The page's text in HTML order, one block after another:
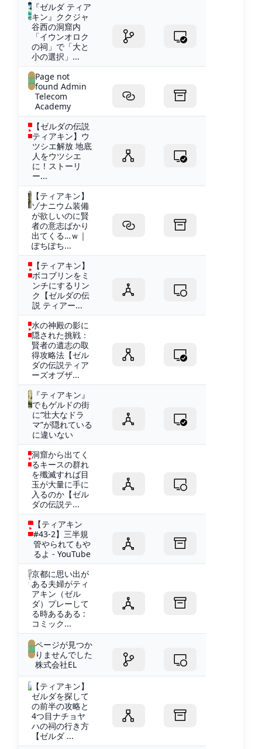
『ゼルダ ティア
キン』ククジャ
谷西の洞窟内
「イウンオロク
の祠」で「大と
小の選択」...
Page not
found Admin
Telecom
Academy
【ゼルダの伝説
ティアキン】ウ
ツシエ解放 地底
人をウツシエ
に！ストーリ
ー...
【ティアキン】
ゾナニウム装備
が欲しいのに賢
者の意志ばかり
出てくる…ｗ｜
ぽちぽち...
【ティアキン】
ボコブリンをミ
ンチにするリン
ク【ゼルダの伝
説 ティアー...
水の神殿の影に
隠された挑戦：
賢者の遺志の取
得攻略法【ゼル
ダの伝説ティア
ーズオブザ...
『ティアキン』
でもゲルドの街
に“壮大なドラ
マ”が隠れている
に違いない
洞窟から出てく
るキースの群れ
を殲滅すれば目
玉が大量に手に
入るのか【ゼル
ダの伝説テ...
【ティアキン
#43-2】三半規
管やられてもや
るよ - YouTube
京都に思い出が
ある夫婦がティ
アキン（ゼル
ダ）プレーして
る時あるある :
コミック...
ページが見つか
りませんでした
株式会社EL
【ティアキン】
ゼルダを探して
の前半の攻略と
4つ目ナチョヤ
ハの祠の行き方
【ゼルダ ...